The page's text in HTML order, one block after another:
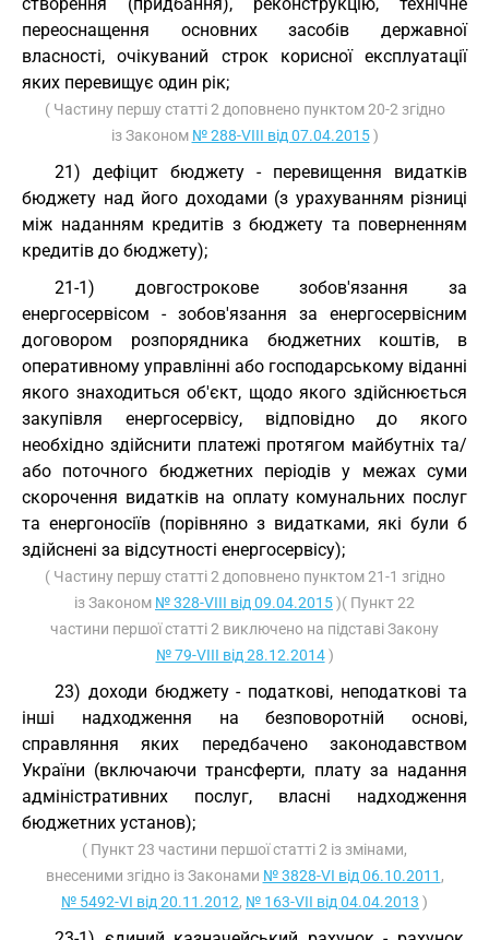
переоснащення основних засобів державної
власності, очікуваний строк корисної експлуатації
яких перевищує один рік;
( Частину першу статті 2 доповнено пунктом 20-2 згідно
із Законом № 288-VIII від 07.04.2015)
21) дефіцит бюджету - перевищення видатків
бюджету над його доходами (з урахуванням різниці
між наданням кредитів з бюджету та поверненням
кредитів до бюджету);
21-1) довгострокове зобов'язання за
енергосервісом - зобов'язання за енергосервісним
договором розпорядника бюджетних коштів, в
оперативному управлінні або господарському віданні
якого знаходиться об'єкт, щодо якого здійснюється
закупівля енергосервісу, відповідно до якого
необхідно здійснити платежі протягом майбутніх та/
або поточного бюджетних періодів у межах суми
скорочення видатків на оплату комунальних послуг
та енергоносіїв (порівняно з видатками, які були б
здійснені за відсутності енергосервісу);
( Частину першу статті 2 доповнено пунктом 21-1 згідно
із Законом № 328-VIII від 09.04.2015)( Пункт 22
частини першої статті 2 виключено на підставі Закону
№ 79-VIII від 28.12.2014)
23) доходи бюджету - податкові, неподаткові та
інші надходження на безповоротній основі,
справляння яких передбачено законодавством
України (включаючи трансферти, плату за надання
адміністративних послуг, власні надходження
бюджетних установ);
( Пункт 23 частини першої статті 2 із змінами,
внесеними згідно із Законами № 3828-VI від 06.10.2011 ,
№ 5492-VI від 20.11.2012, № 163-VII від 04.04.2013 )